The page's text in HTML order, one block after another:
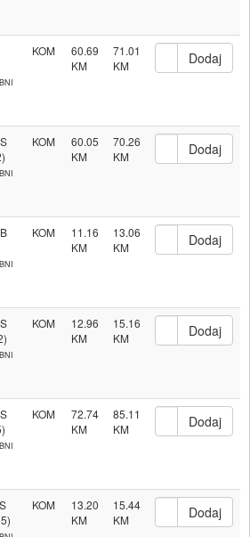
KOM 60.69 71.01
KOM 60.05 70.26
KOM 11.16 13.06
KOM 12.96 15.16
KOM 72.74 85.11
KOM 13.20 15.44